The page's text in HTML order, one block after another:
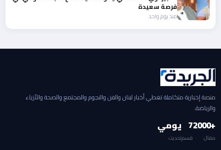
فرصة سعيدة
منذ يوم واحد
منصة إخبارية متكاملة تغطي أخبار لبنان والفن والنجوم والمجتمع والصحة والأزياء
والرياضة.
+2000
مقال
7
قسم
يومي
تحديث